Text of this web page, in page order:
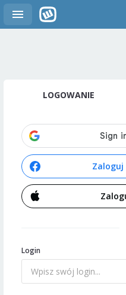
LOGOWANIE
Zaloguj
Login